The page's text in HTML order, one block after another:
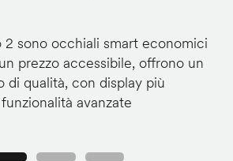
2 sono occhiali smart economici
prezzo accessibile, offrono un
qualità, con display più
avanzate